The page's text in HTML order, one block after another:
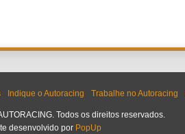
Indique o Autoracing Trabalhe no Autoracing
Todos os direitos reservados.
desenvolvido por PopUp